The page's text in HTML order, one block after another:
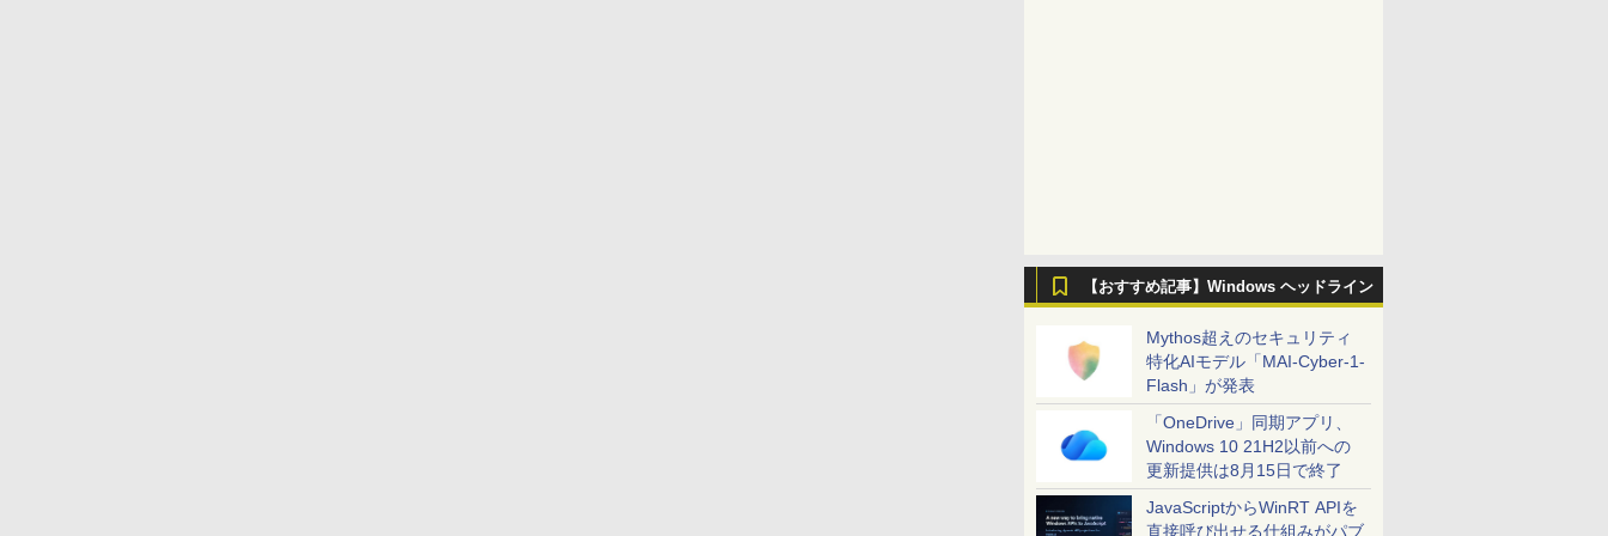
【おすすめ記事】Windows ヘッドライン
Mythos超えのセキュリティ
特化AIモデル「MAI-Cyber-1-
Flash」が発表
「OneDrive」同期アプリ、
Windows 10 21H2以前への
更新提供は8月15日で終了
JavaScriptからWinRT APIを
直接呼び出せる仕組みがパブ